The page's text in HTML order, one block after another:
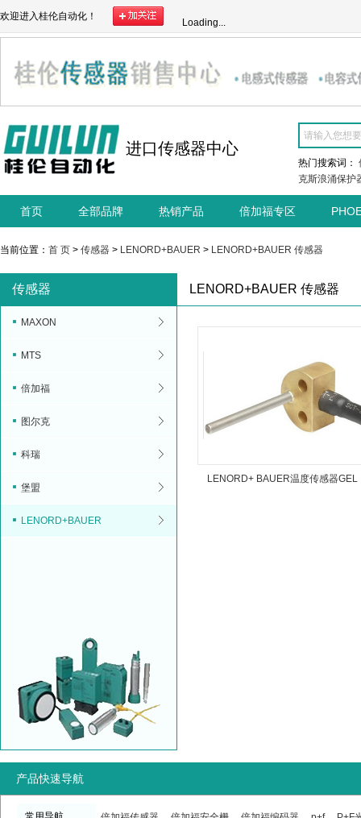
欢迎进入桂伦自动化！
Loading...
进口传感器中心
热门搜索词：
克斯浪涌保护
首页 全部品牌 热销产品 倍加福专区
当前位置： 首 页 > 传感器 > LENORD+BAUER > LENORD+BAUER 传感器
传感器
MAXON
MTS
倍加福
图尔克
科瑞
堡盟
LENORD+BAUER
LENORD+BAUER 传感器
LENORD+ BAUER温度传感器GEL
产品快速导航